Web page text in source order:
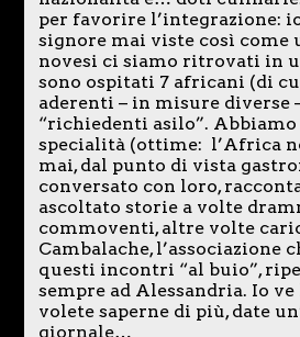
per favorire l’integrazione:
signore mai viste così come
novesi ci siamo ritrovati in
sono ospitati 7 africani (di
aderenti – in misure diverse
“richiedenti asilo”.
specialità (ottime: l’Africa
mai, dal punto di vista
conversato con loro,
ascoltato storie a volte
commoventi, altre volte
Cambalache, l’associazione
questi incontri “al buio”,
sempre ad Alessandria. Io ve
volete saperne di più, date
giornale…